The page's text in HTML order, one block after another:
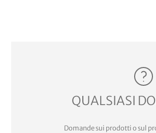
QUALSIASI
Domande sui prodotti o sul